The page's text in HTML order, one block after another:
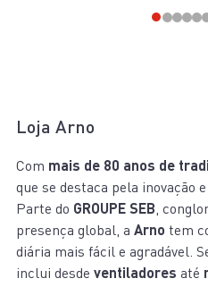
Loja Arno
Com mais de 80 anos de
que se destaca pela inovação
Parte do GROUPE SEB,
presença global, a Arno tem
diária mais fácil e agradável.
inclui desde ventiladores até